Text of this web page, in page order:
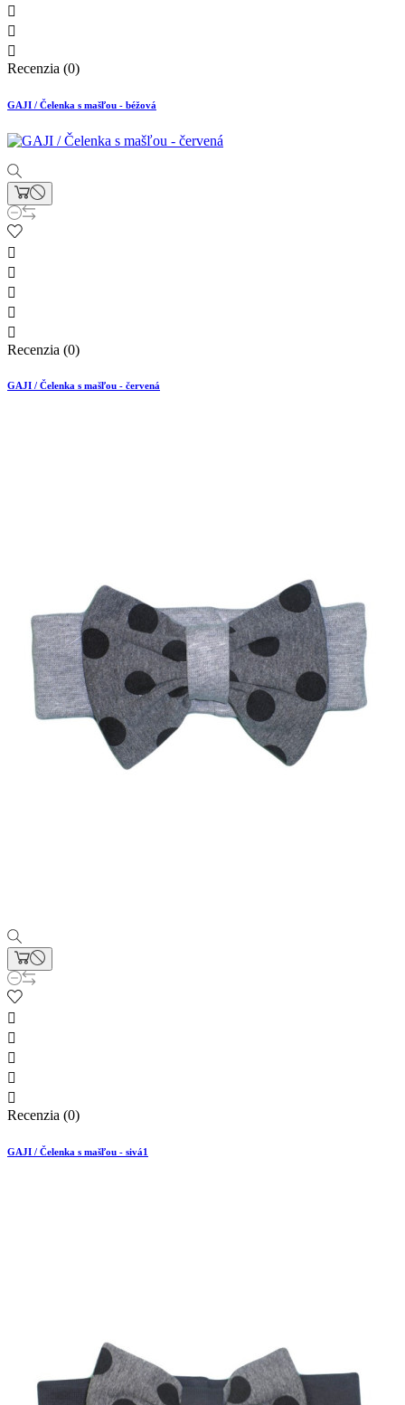



Recenzia (0)
GAJI / Čelenka s mašľou - béžová





Recenzia (0)
GAJI / Čelenka s mašľou - červená





Recenzia (0)
GAJI / Čelenka s mašľou - sivá1